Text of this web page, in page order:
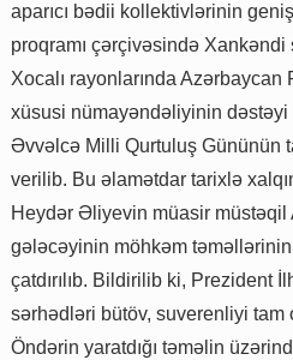
aparıcı bədii kollektivlərinin
proqramı çərçivəsində
Xocalı rayonlarında
xüsusi nümayəndəliyinin
Əvvəlcə Milli Qurtuluş Gününün
verilib. Bu əlamətdar tarixlə
Heydər Əliyevin müasir müstəqil
gələcəyinin möhkəm
çatdırılıb. Bildirilib ki, Prezident
sərhədləri bütöv, suverenliyi
Öndərin yaratdığı təməlin